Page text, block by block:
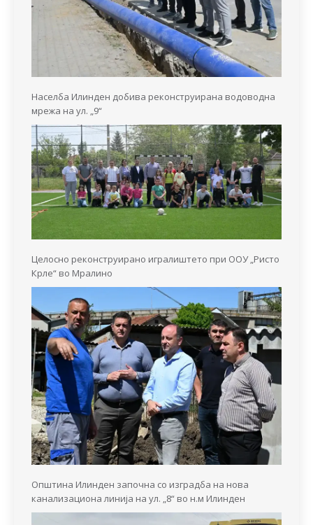
Населба Илинден добива реконструирана водоводна
мрежа на ул. „9“
Целосно реконструирано игралиштето при ООУ „Ристо
Крле“ во Мралино
Општина Илинден започна со изградба на нова
канализациона линија на ул. „8“ во н.м Илинден